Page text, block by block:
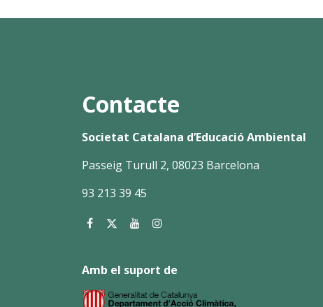
Contacte
Societat Catalana d’Educació Ambiental
Passeig Turull 2, 08023 Barcelona
93 213 39 45
Amb el suport de